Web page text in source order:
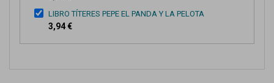
LIBRO TÍTERES PEPE EL PANDA Y LA PELOTA
3,94 €